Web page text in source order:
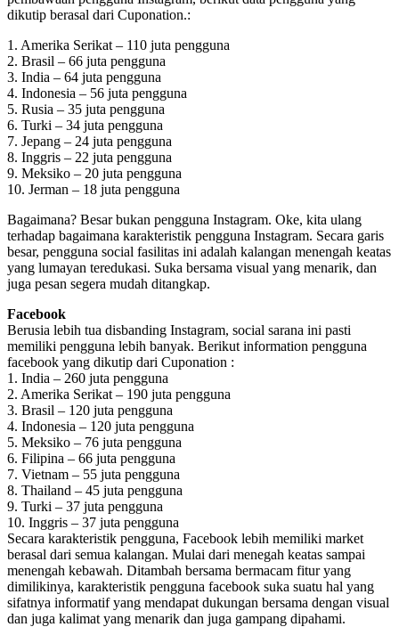
dikutip berasal dari Cuponation.:
1. Amerika Serikat – 110 juta pengguna
2. Brasil – 66 juta pengguna
3. India – 64 juta pengguna
4. Indonesia – 56 juta pengguna
5. Rusia – 35 juta pengguna
6. Turki – 34 juta pengguna
7. Jepang – 24 juta pengguna
8. Inggris – 22 juta pengguna
9. Meksiko – 20 juta pengguna
10. Jerman – 18 juta pengguna
Bagaimana? Besar bukan pengguna Instagram. Oke, kita ulang
terhadap bagaimana karakteristik pengguna Instagram. Secara garis
besar, pengguna social fasilitas ini adalah kalangan menengah keatas
yang lumayan teredukasi. Suka bersama visual yang menarik, dan
juga pesan segera mudah ditangkap.
Facebook
Berusia lebih tua disbanding Instagram, social sarana ini pasti
memiliki pengguna lebih banyak. Berikut information pengguna
facebook yang dikutip dari Cuponation :
1. India – 260 juta pengguna
2. Amerika Serikat – 190 juta pengguna
3. Brasil – 120 juta pengguna
4. Indonesia – 120 juta pengguna
5. Meksiko – 76 juta pengguna
6. Filipina – 66 juta pengguna
7. Vietnam – 55 juta pengguna
8. Thailand – 45 juta pengguna
9. Turki – 37 juta pengguna
10. Inggris – 37 juta pengguna
Secara karakteristik pengguna, Facebook lebih memiliki market
berasal dari semua kalangan. Mulai dari menegah keatas sampai
menengah kebawah. Ditambah bersama bermacam fitur yang
dimilikinya, karakteristik pengguna facebook suka suatu hal yang
sifatnya informatif yang mendapat dukungan bersama dengan visual
dan juga kalimat yang menarik dan juga gampang dipahami.